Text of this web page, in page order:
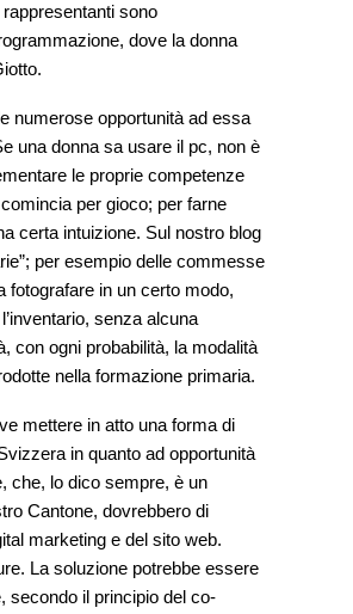
sono
dove la donna
numerose opportunità ad essa
una donna sa usare il pc, non è
le proprie competenze
per gioco; per farne
certa intuizione. Sul nostro blog
per esempio delle commesse
fotografare in un certo modo,
senza alcuna
con ogni probabilità, la modalità
nella formazione primaria.
mettere in atto una forma di
in quanto ad opportunità
che, lo dico sempre, è un
Cantone, dovrebbero di
marketing e del sito web.
La soluzione potrebbe essere
secondo il principio del co-